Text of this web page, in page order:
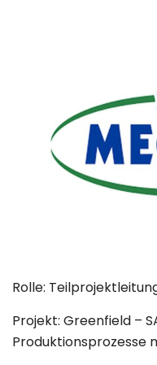
Rolle:
Projekt: Greenfield –
Produktionsprozesse